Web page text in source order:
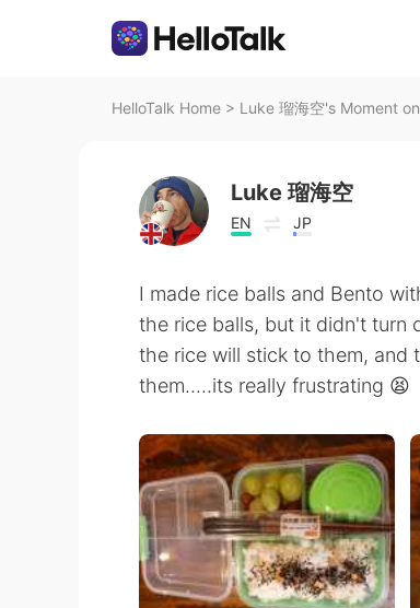
HelloTalk Home > Luke 瑠海空's Moment
Luke 瑠海空
EN JP
I made rice balls and Bento
the rice balls, but it didn't turn
the rice will stick to them, and
them.....its really frustrating 😫